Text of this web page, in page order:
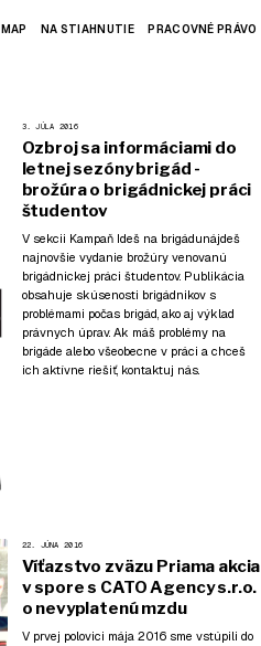
MAP NA STIAHNUTIE PRACOVNÉ PRÁVO
3. JÚLA 2016
Ozbroj sa informáciami do
letnej sezóny brigád -
brožúra o brigádnickej práci
študentov
V sekcii Kampaň Ideš na brigádunájdeš
najnovšie vydanie brožúry venovanú
brigádnickej práci študentov. Publikácia
obsahuje skúsenosti brigádnikov s
problémami počas brigád, ako aj výklad
právnych úprav. Ak máš problémy na
brigáde alebo všeobecne v práci a chceš
ich aktívne riešiť, kontaktuj nás.
22. JÚNA 2016
Víťazstvo zväzu Priama akcia
v spore s CATO Agency s.r.o.
o nevyplatenú mzdu
V prvej polovici mája 2016 sme vstúpili do